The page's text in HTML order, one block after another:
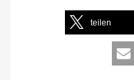
teilen